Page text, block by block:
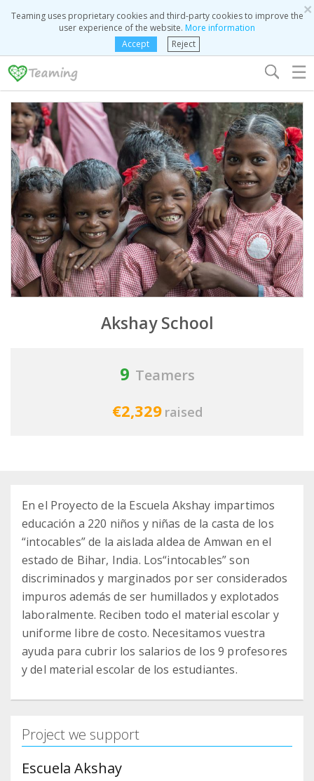
×
Teaming uses proprietary cookies and third-party cookies to improve the
user experience of the website. More information
Accept
Reject
☰
Akshay School
9 Teamers
€2,329 raised
En el Proyecto de la Escuela Akshay impartimos
educación a 220 niños y niñas de la casta de los
“intocables” de la aislada aldea de Amwan en el
estado de Bihar, India. Los“intocables” son
discriminados y marginados por ser considerados
impuros además de ser humillados y explotados
laboralmente. Reciben todo el material escolar y
uniforme libre de costo. Necesitamos vuestra
ayuda para cubrir los salarios de los 9 profesores
y del material escolar de los estudiantes.
Project we support
Escuela Akshay